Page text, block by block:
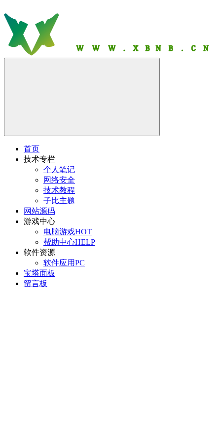
首页
技术专栏
个人笔记
网络安全
技术教程
子比主题
网站源码
游戏中心
电脑游戏HOT
帮助中心HELP
软件资源
软件应用PC
宝塔面板
留言板